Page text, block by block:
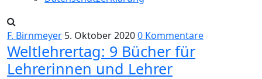
F. Birnmeyer 5. Oktober 20200 Kommentare
Weltlehrertag: 9 Bücher für
Lehrerinnen und Lehrer